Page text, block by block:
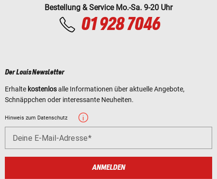
Bestellung & Service Mo.-Sa. 9-20 Uhr
01 928 7046
Der Louis Newsletter
Erhalte kostenlosalle Informationen über aktuelle Angebote,
Schnäppchen oder interessante Neuheiten.
Hinweis zum Datenschutz
Deine E-Mail-Adresse
ANMELDEN